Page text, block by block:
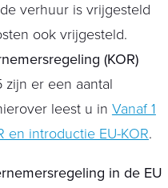
verhuur is vrijgesteld
ook vrijgesteld.
(KOR)
zijn er een aantal
leest u in Vanaf 1
en introductie EU-KOR.
in de EU